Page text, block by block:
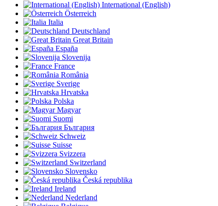
International (English)
Österreich
Italia
Deutschland
Great Britain
España
Slovenija
France
România
Sverige
Hrvatska
Polska
Magyar
Suomi
България
Schweiz
Suisse
Svizzera
Switzerland
Slovensko
Česká republika
Ireland
Nederland